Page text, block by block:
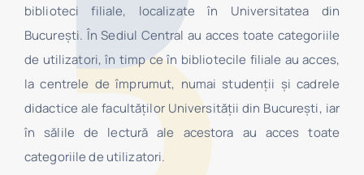
biblioteci filiale, localizate în Universitatea din
Bucureşti. În Sediul Central au acces toate categoriile
de utilizatori, în timp ce în bibliotecile filiale au acces,
la centrele de împrumut, numai studenţii şi cadrele
didactice ale facultăților Universității din București, iar
în sălile de lectură ale acestora au acces toate
categoriile de utilizatori.